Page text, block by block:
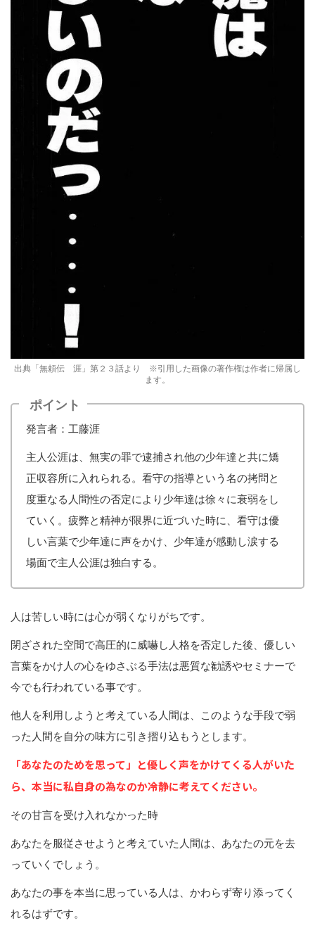
出典「無頼伝 涯」第２３話より ※引用した画像の著作権は作者に帰属し
ます。
ポイント
発言者：工藤涯
主人公涯は、無実の罪で逮捕され他の少年達と共に矯
正収容所に入れられる。看守の指導という名の拷問と
度重なる人間性の否定により少年達は徐々に衰弱をし
ていく。疲弊と精神が限界に近づいた時に、看守は優
しい言葉で少年達に声をかけ、少年達が感動し涙する
場面で主人公涯は独白する。
人は苦しい時には心が弱くなりがちです。
閉ざされた空間で高圧的に威嚇し人格を否定した後、優しい
言葉をかけ人の心をゆさぶる手法は悪質な勧誘やセミナーで
今でも行われている事です。
他人を利用しようと考えている人間は、このような手段で弱
った人間を自分の味方に引き摺り込もうとします。
「あなたのためを思って」と優しく声をかけてくる人がいた
ら、本当に私自身の為なのか冷静に考えてください。
その甘言を受け入れなかった時
あなたを服従させようと考えていた人間は、あなたの元を去
っていくでしょう。
あなたの事を本当に思っている人は、かわらず寄り添ってく
れるはずです。